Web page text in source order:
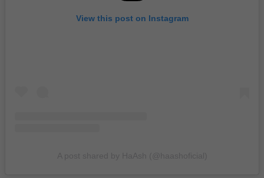
View this post on Instagram